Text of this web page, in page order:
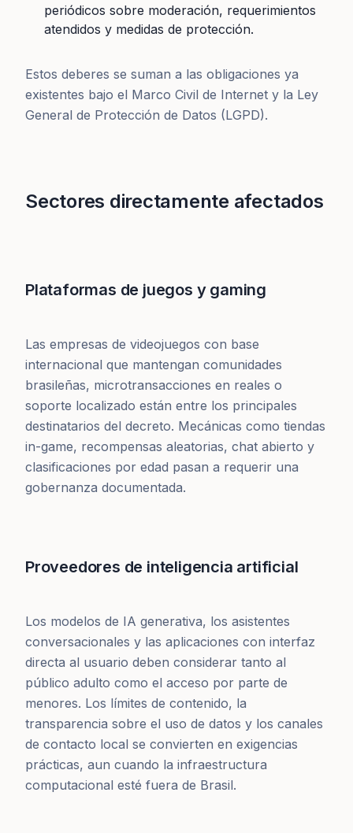
periódicos sobre moderación, requerimientos
atendidos y medidas de protección.
Estos deberes se suman a las obligaciones ya
existentes bajo el Marco Civil de Internet y la Ley
General de Protección de Datos (LGPD).
Sectores directamente afectados
Plataformas de juegos y gaming
Las empresas de videojuegos con base
internacional que mantengan comunidades
brasileñas, microtransacciones en reales o
soporte localizado están entre los principales
destinatarios del decreto. Mecánicas como tiendas
in-game, recompensas aleatorias, chat abierto y
clasificaciones por edad pasan a requerir una
gobernanza documentada.
Proveedores de inteligencia artificial
Los modelos de IA generativa, los asistentes
conversacionales y las aplicaciones con interfaz
directa al usuario deben considerar tanto al
público adulto como el acceso por parte de
menores. Los límites de contenido, la
transparencia sobre el uso de datos y los canales
de contacto local se convierten en exigencias
prácticas, aun cuando la infraestructura
computacional esté fuera de Brasil.